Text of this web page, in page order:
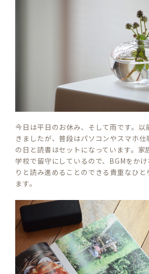
今日は平日のお休み、そして雨です。以
きましたが、普段はパソコンやスマホ仕
の日と読書はセットになっています。家
学校で留守にしているので、BGMをかけ
りと読み進めることのできる貴重なひと
ます。